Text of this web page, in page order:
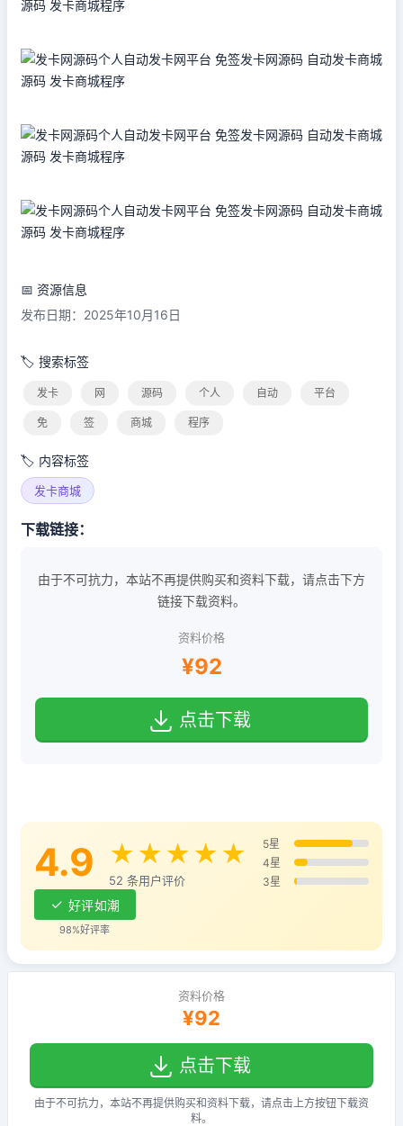
📅 资源信息
发布日期：2025年10月16日
🏷️ 搜索标签
发卡 网 源码 个人 自动 平台
免 签 商城 程序
🏷️ 内容标签
发卡商城
下载链接：
由于不可抗力，本站不再提供购买和资料下载，请点击下方
链接下载资料。
资料价格
¥92
点击下载
4.9 ★★★★★
52 条用户评价
5星
4星
3星
好评如潮
98%好评率
资料价格
¥92
点击下载
由于不可抗力，本站不再提供购买和资料下载，请点击上方按钮下载资
料。